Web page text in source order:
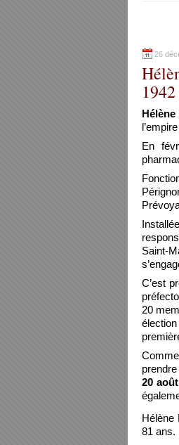
26
1942
En
Saint-
C’est
20
20
Hélène
81 ans.